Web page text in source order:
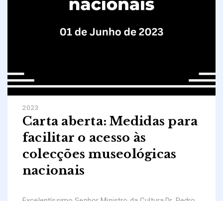
2023
Carta aberta: Medidas para
facilitar o acesso às
colecções museológicas
nacionais